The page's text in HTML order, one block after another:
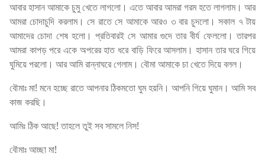
আবার হাসান আমাকে চুমু খেতে লাগলো। এতে আবার আমরা গরম হতে লাগলাম। আর
আমরা চোদাচুদি করলাম। সে রাতে সে আমাকে আরও ৩ বার চুদলো। সকাল ৭ টায়
আমাদের চোদা শেষ হলো। প্রতিবারই সে আমার গুদে তার বীর্য ফেললো। তারপর
আমরা কাপড় পরে একে অপরের হাত ধরে বাড়ি ফিরে আসলাম। হাসান তার ঘরে গিয়ে
ঘুমিয়ে পরলো। আর আমি রান্নাঘরে গেলাম। বৌমা আমাকে চা খেতে দিয়ে বলল।
বৌমাঃ মা! মনে হচ্ছে রাতে আপনার ঠিকমতো ঘুম হয়নি। আপনি গিয়ে ঘুমান। আমি সব
কাজ করছি।
আমিঃ ঠিক আছে! তাহলে তুই সব সামলে নিস!
বৌমাঃ আচ্ছা মা!